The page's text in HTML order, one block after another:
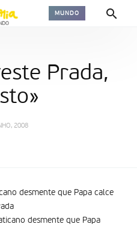
MUNDO
Prada,
2008
desmente que Papa calce
desmente que Papa